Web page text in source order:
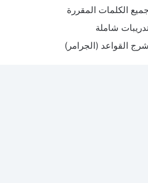
جميع الكلمات المقررة
شاملة
شرج القواعد (الجرامر)